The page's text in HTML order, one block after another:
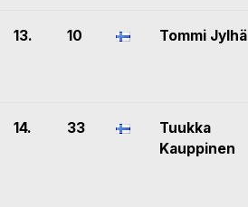
13. 10 Tommi Jylhä
14. 33
Tuukka
Kauppinen